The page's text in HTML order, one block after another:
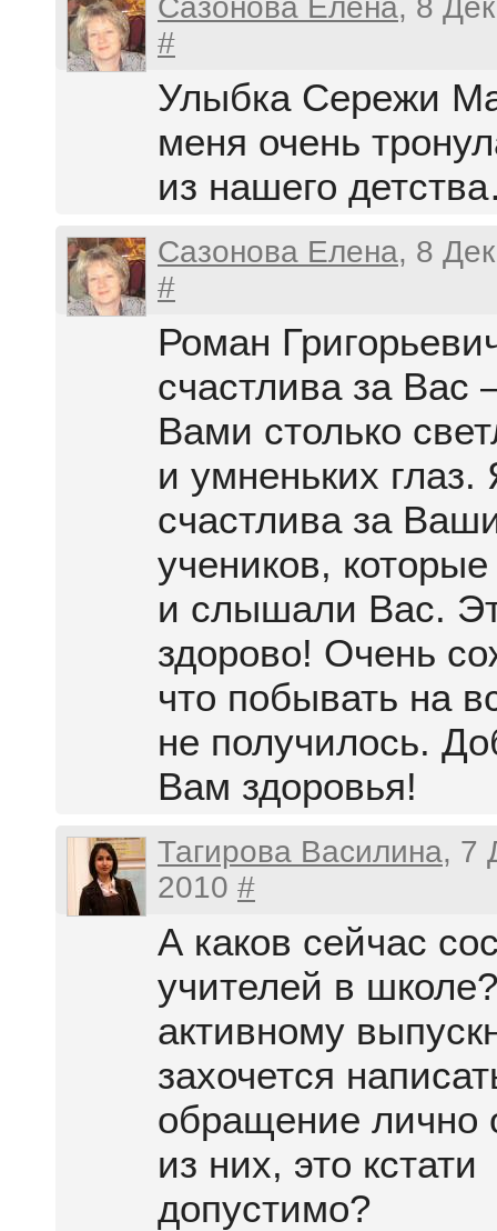
Сазонова Елена, 8
#
Улыбка Сережи
меня очень
из нашего
Сазонова Елена, 8
#
Роман
счастлива за Вас
Вами столько
и умненьких глаз.
счастлива за
учеников,
и слышали Вас.
здорово! Очень
что побывать на
не получилось.
Вам здоровья!
Тагирова Василина, 7
2010 #
А каков сейчас
учителей в
активному
захочется
обращение лично
из них, это кстати
допустимо?